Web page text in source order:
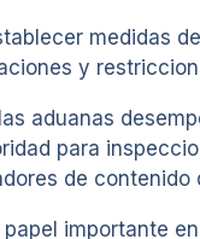
medidas
y
aduanas
para
de
importante